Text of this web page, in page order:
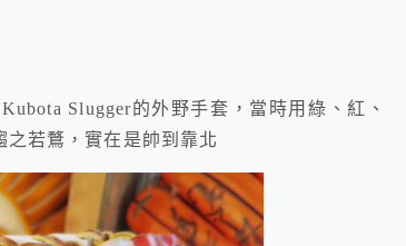
Slugger的外野手套，當時用綠、紅、
若鶩，實在是帥到靠北